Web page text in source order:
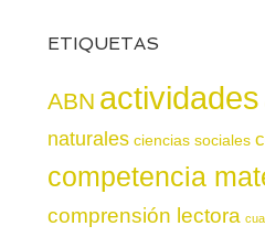
ETIQUETAS
ABN actividades
naturales ciencias sociales
competencia
comprensión lectora